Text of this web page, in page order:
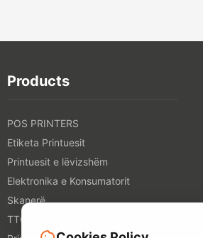
Products
POS PRINTERS
Etiketa Printuesit
Printuesit e lëvizshëm
Elektronika e Konsumatorit
Skanerë
TTO PRINTERS